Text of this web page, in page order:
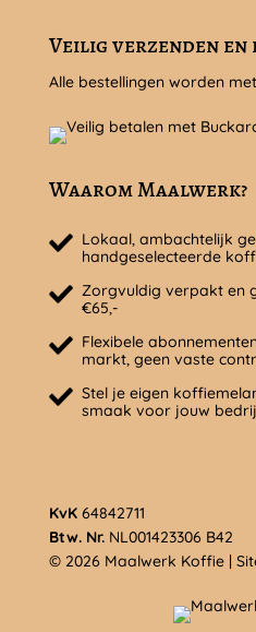
Veilig verzenden en
Alle bestellingen worden
Waarom Maalwerk?
Lokaal, ambachtelijk
handgeselecteerde
Zorgvuldig verpakt en
€65,-
Flexibele
markt, geen vaste
Stel je eigen
smaak voor jouw
KvK64842711
Btw. Nr.NL001423306 B42
© 2026 Maalwerk Koffie |